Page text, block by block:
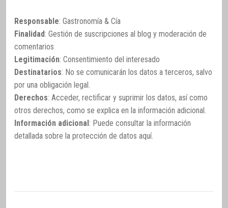
Responsable: Gastronomía & Cía
Finalidad: Gestión de suscripciones al blog y moderación de
comentarios
Legitimación: Consentimiento del interesado
Destinatarios: No se comunicarán los datos a terceros, salvo
por una obligación legal.
Derechos: Acceder, rectificar y suprimir los datos, así como
otros derechos, como se explica en la información adicional.
Información adicional: Puede consultar la información
detallada sobre la protección de datos aquí.